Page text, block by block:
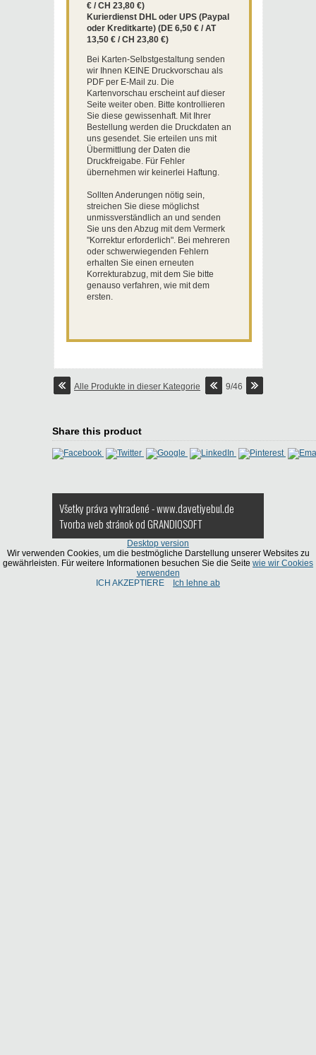
€ / CH 23,80 €)
Kurierdienst DHL oder UPS (Paypal
oder Kreditkarte) (DE 6,50 € / AT
13,50 € / CH 23,80 €)
Bei Karten-Selbstgestaltung senden
wir Ihnen KEINE Druckvorschau als
PDF per E-Mail zu. Die
Kartenvorschau erscheint auf dieser
Seite weiter oben. Bitte kontrollieren
Sie diese gewissenhaft. Mit Ihrer
Bestellung werden die Druckdaten an
uns gesendet. Sie erteilen uns mit
Übermittlung der Daten die
Druckfreigabe. Für Fehler
übernehmen wir keinerlei Haftung.
Sollten Anderungen nötig sein,
streichen Sie diese möglichst
unmissverständlich an und senden
Sie uns den Abzug mit dem Vermerk
"Korrektur erforderlich". Bei mehreren
oder schwerwiegenden Fehlern
erhalten Sie einen erneuten
Korrekturabzug, mit dem Sie bitte
genauso verfahren, wie mit dem
ersten.
Alle Produkte in dieser Kategorie 9/46
Share this product
Všetky práva vyhradené - www.davetiyebul.de
Tvorba web stránokod GRANDIOSOFT
Desktop version
Wir verwenden Cookies, um die bestmögliche Darstellung unserer Websites zu
gewährleisten. Für weitere Informationen besuchen Sie die Seite wie wir Cookies
verwenden
ICH AKZEPTIERE
Ich lehne ab